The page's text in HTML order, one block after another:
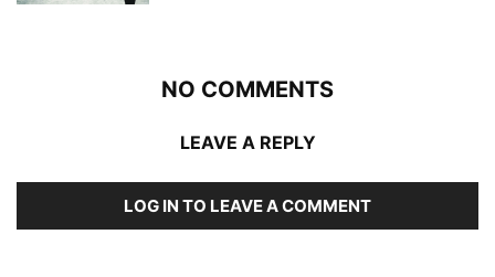
NO COMMENTS
LEAVE A REPLY
LOG IN TO LEAVE A COMMENT